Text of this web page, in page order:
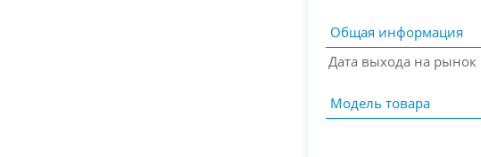
Общая информация
Дата выхода на рынок
Модель товара